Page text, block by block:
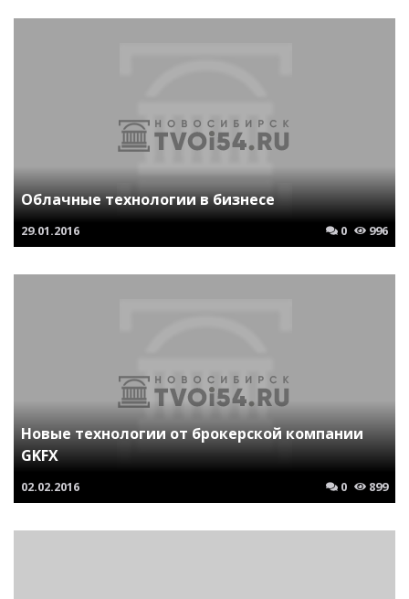
Облачные технологии в бизнесе
29.01.2016 0 996
Новые технологии от брокерской компании
GKFX
02.02.2016 0 899